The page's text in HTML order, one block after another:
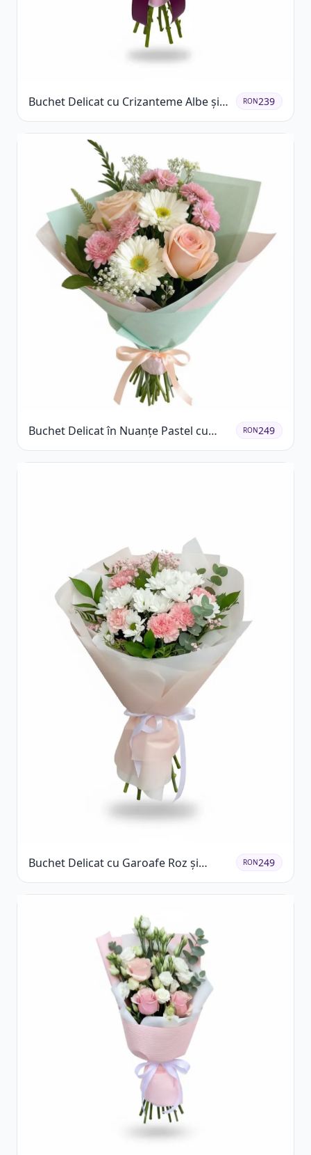
Buchet Delicat cu Crizanteme Albe și
Mov
RON239
Buchet Delicat în Nuanțe Pastel cu
Trandafiri și Crizanteme Roz
RON249
Buchet Delicat cu Garoafe Roz și
Crizanteme Albe
RON249